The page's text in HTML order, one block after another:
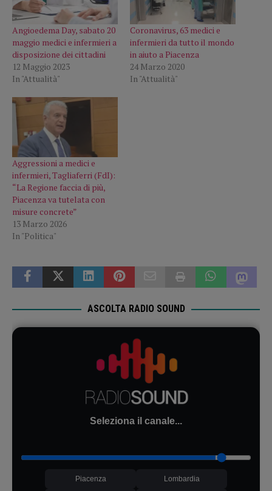
Angioedema Day, sabato 20
maggio medici e infermieri a
disposizione dei cittadini
12 Maggio 2023
In "Attualità"
Coronavirus, 63 medici e
infermieri da tutto il mondo
in aiuto a Piacenza
24 Marzo 2020
In "Attualità"
Aggressioni a medici e
infermieri, Tagliaferri (FdI):
“La Regione faccia di più,
Piacenza va tutelata con
misure concrete”
13 Marzo 2026
In "Politica"
ASCOLTA RADIO SOUND
Seleziona il canale...
Piacenza Lombardia